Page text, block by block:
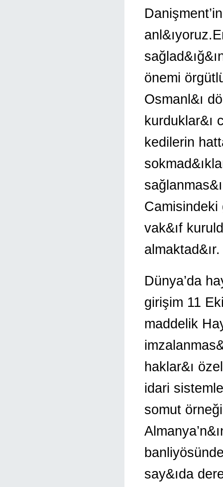
önemi
Osmanl&ı
kurduklar&ı
kedilerin
Camisindeki
vak&ıf
almaktad&ır.
Dünya’da
girişim 11
maddelik
haklar&ı
idari
somut
say&ıda